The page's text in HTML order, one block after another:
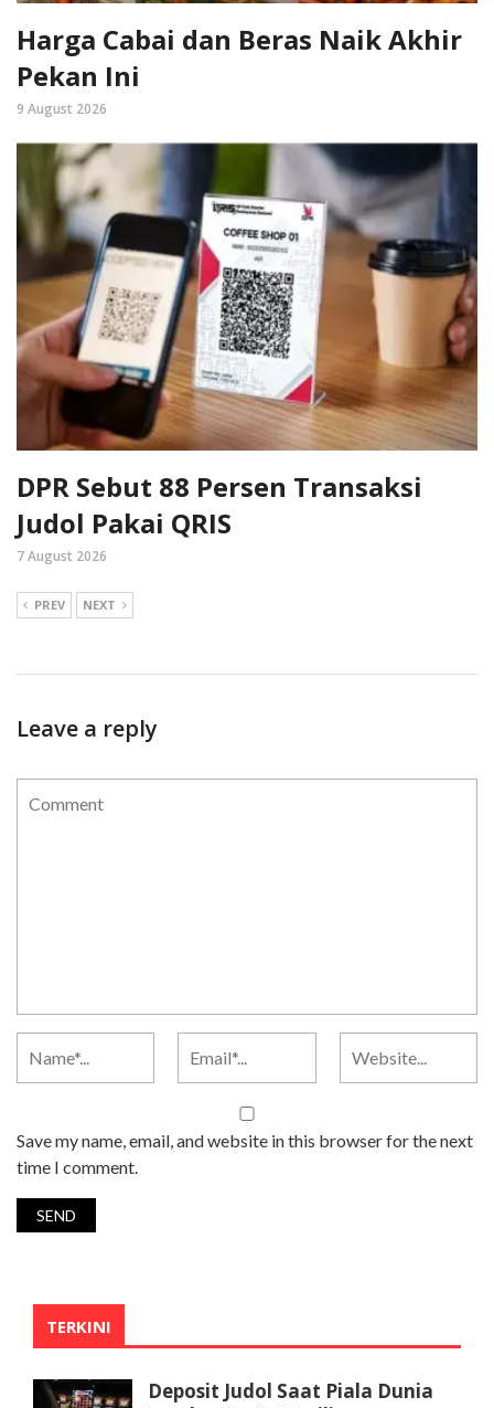
Harga Cabai dan Beras Naik Akhir
Pekan Ini
9 August 2026
DPR Sebut 88 Persen Transaksi
Judol Pakai QRIS
7 August 2026
PREV NEXT
Leave a reply
Save my name, email, and website in this browser for the next
time I comment.
TERKINI
Deposit Judol Saat Piala Dunia